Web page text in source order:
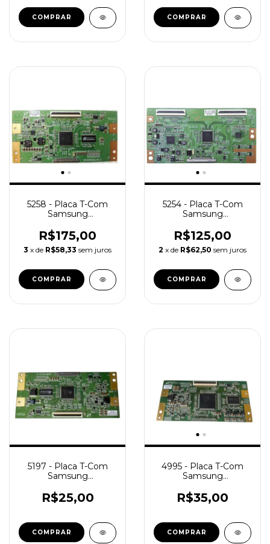
5258 - Placa T-Com
Samsung
R$175,00
3 x de R$58,33 sem juros
5254 - Placa T-Com
Samsung
LN32D550K1GXZD
R$125,00
2 x de R$62,50 sem juros
5197 - Placa T-Com
Samsung
LN32R81 /
R$25,00
4995 - Placa T-Com
Samsung
32R71/32R81 NOVA /
R$35,00